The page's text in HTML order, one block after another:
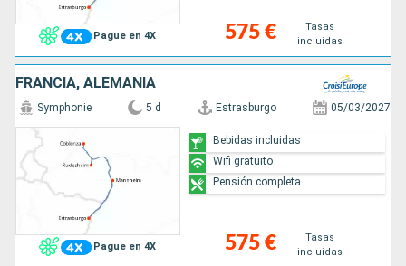
Pague en 4X 575 €
Tasas
incluidas
FRANCIA, ALEMANIA
Pague en 4X
Symphonie 5 d Estrasburgo 05/03/2027
575 €
Tasas
incluidas
Bebidas incluidas
Wifi gratuito
Pensión completa